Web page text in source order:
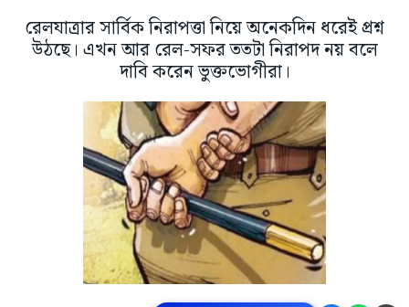
রেলযাত্রার সার্বিক নিরাপত্তা নিয়ে অনেকদিন ধরেই প্রশ্ন
উঠছে। এখন আর রেল-সফর ততটা নিরাপদ নয় বলে
দাবি করেন ভুক্তভোগীরা।